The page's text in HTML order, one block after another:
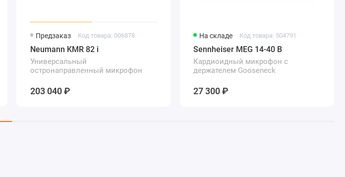
Предзаказ Код товара: 006878
Neumann KMR 82 i
Универсальный
остронаправленный микрофон
203 040 ₽
На складе Код товара: 504791
Sennheiser MEG 14-40 B
Кардиоидный микрофон с
держателем Gooseneck
27 300 ₽